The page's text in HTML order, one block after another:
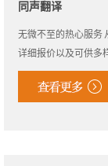
同声翻译
无微不至的热心服务
详细报价以及可供